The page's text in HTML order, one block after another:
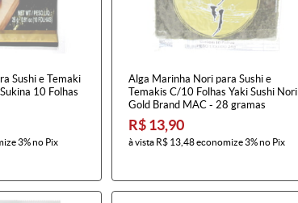
Sushi e Temaki
10 Folhas
3%no Pix
Alga Marinha Nori para Sushi e
Temakis C/10 Folhas Yaki Sushi Nori
Gold Brand MAC - 28 gramas
R$ 13,90
à vista R$ 13,48economize3%no Pix